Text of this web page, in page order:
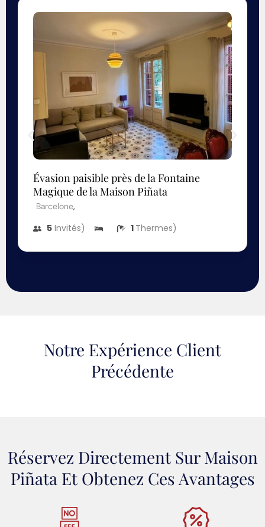
Évasion paisible près de la Fontaine
Magique de la Maison Piñata
Barcelone,
5Invités) 1 Thermes)
Notre Expérience Client
Précédente
Réservez Directement Sur Maison
Piñata Et Obtenez Ces Avantages